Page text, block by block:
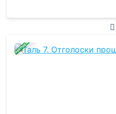
ЗАВЕРШЕНА